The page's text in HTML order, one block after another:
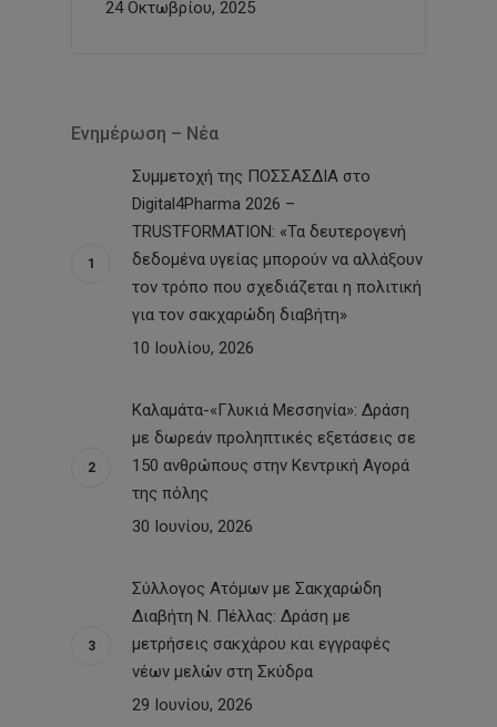
24 Οκτωβρίου, 2025
Ενημέρωση – Νέα
Συμμετοχή της ΠΟΣΣΑΣΔΙΑ στο
Digital4Pharma 2026 –
TRUSTFORMATION: «Τα δευτερογενή
δεδομένα υγείας μπορούν να αλλάξουν
τον τρόπο που σχεδιάζεται η πολιτική
για τον σακχαρώδη διαβήτη»
10 Ιουλίου, 2026
Καλαμάτα-«Γλυκιά Μεσσηνία»: Δράση
με δωρεάν προληπτικές εξετάσεις σε
150 ανθρώπους στην Κεντρική Αγορά
της πόλης
30 Ιουνίου, 2026
Σύλλογος Ατόμων με Σακχαρώδη
Διαβήτη Ν. Πέλλας: Δράση με
μετρήσεις σακχάρου και εγγραφές
νέων μελών στη Σκύδρα
29 Ιουνίου, 2026